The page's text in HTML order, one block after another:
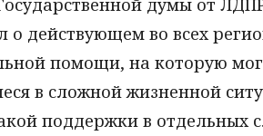
думы от
о действующем во всех
помощи, на которую
в сложной жизненной
поддержки в отдельных